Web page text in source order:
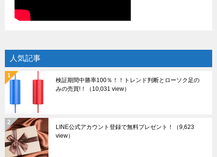
人気記事
検証期間中勝率100％！！トレンド判断とローソク足の
みの売買!！
（10,031 view）
LINE公式アカウント登録で無料プレゼント！
（9,623
view）